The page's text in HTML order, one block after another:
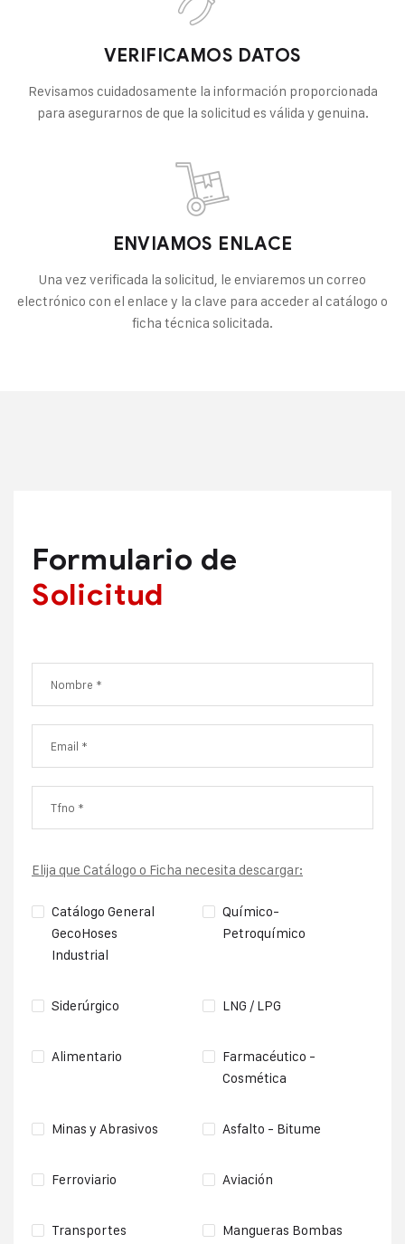
VERIFICAMOS DATOS
Revisamos cuidadosamente la información proporcionada
para asegurarnos de que la solicitud es válida y genuina.
ENVIAMOS ENLACE
Una vez verificada la solicitud, le enviaremos un correo
electrónico con el enlace y la clave para acceder al catálogo o
ficha técnica solicitada.
Formulario de
Solicitud
Elija que Catálogo o Ficha necesita descargar:
Catálogo General
GecoHoses
Industrial
Químico-
Petroquímico
Siderúrgico LNG / LPG
Alimentario
Farmacéutico -
Cosmética
Minas y Abrasivos Asfalto - Bitume
Ferroviario Aviación
Transportes
Mangueras Bombas